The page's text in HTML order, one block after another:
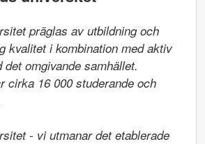
präglas av utbildning och
kvalitet i kombination med aktiv
omgivande samhället.
cirka 16 000 studerande och
- vi utmanar det etablerade